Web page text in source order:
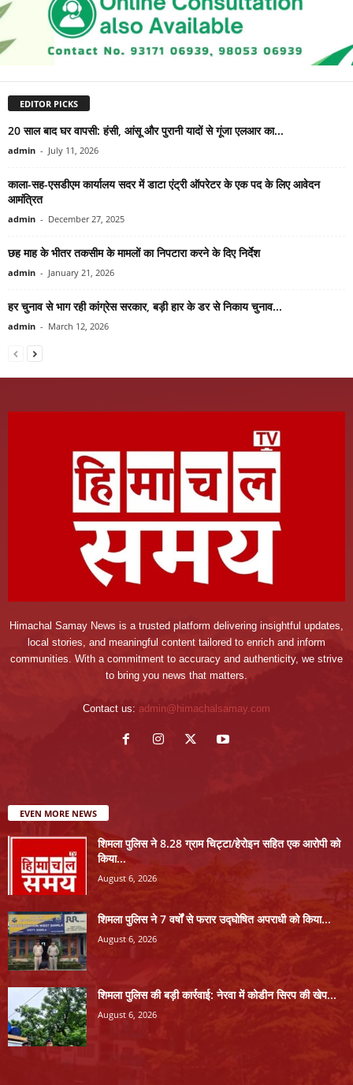
EDITOR PICKS
20 साल बाद घर वापसी: हंसी, आंसू और पुरानी यादों से गूंजा एलआर का...
admin - July 11, 2026
काला-सह-एसडीएम कार्यालय सदर में डाटा एंट्री ऑपरेटर के एक पद के लिए आवेदन
आमंत्रित
admin - December 27, 2025
छह माह के भीतर तकसीम के मामलों का निपटारा करने के दिए निर्देश
admin - January 21, 2026
हर चुनाव से भाग रही कांग्रेस सरकार, बड़ी हार के डर से निकाय चुनाव...
admin - March 12, 2026
Himachal Samay News is a trusted platform delivering insightful updates,
local stories, and meaningful content tailored to enrich and inform
communities. With a commitment to accuracy and authenticity, we strive
to bring you news that matters.
Contact us: admin@himachalsamay.com
EVEN MORE NEWS
शिमला पुलिस ने 8.28 ग्राम चिट्टा/हेरोइन सहित एक आरोपी को
किया...
August 6, 2026
शिमला पुलिस ने 7 वर्षों से फरार उद्घोषित अपराधी को किया...
August 6, 2026
शिमला पुलिस की बड़ी कार्रवाई: नेरवा में कोडीन सिरप की खेप...
August 6, 2026